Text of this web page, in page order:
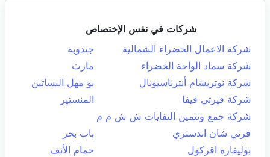
شركات في نفس الإختصاص
شركة الاعمال الخضراء الشمالية
جندوبة
شركة سماد الواحة الخضراء
مارث
شركة نوتريشام أنترناسيونال
بو مهل البساتين
شركة فيرتي فيفا
المنستير
شركة جمع وتثمين النفايات ش ش م م
فرتي شان اندستري
باب بحر
بوليفارة اقركول
حمام الأنف